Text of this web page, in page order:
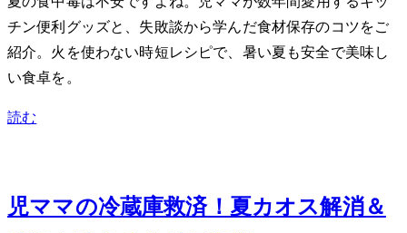
チン便利グッズと、失敗談から学んだ食材保存のコツをご
紹介。火を使わない時短レシピで、暑い夏も安全で美味し
い食卓を。
読む
2児ママの冷蔵庫救済！夏カオス解消＆